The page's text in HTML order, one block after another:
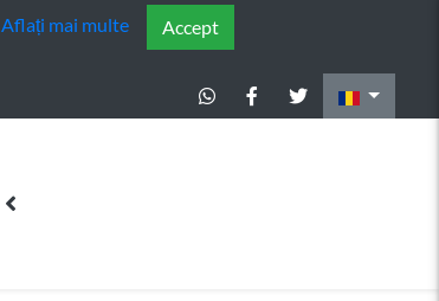
Aflați mai multe Accept